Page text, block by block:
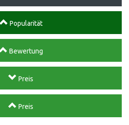
Popularität
Bewertung
Preis
Preis